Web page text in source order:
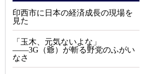
印西市に日本の経済成長の現場を
見た
「玉木、元気ないよな」
――3G（爺）が斬る野党のふがい
なさ